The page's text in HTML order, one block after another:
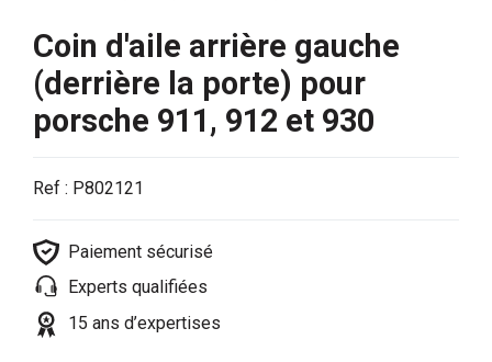
Coin d'aile arrière gauche
(derrière la porte) pour
porsche 911, 912 et 930
Ref : P802121
Paiement sécurisé
Experts qualifiées
15 ans d’expertises